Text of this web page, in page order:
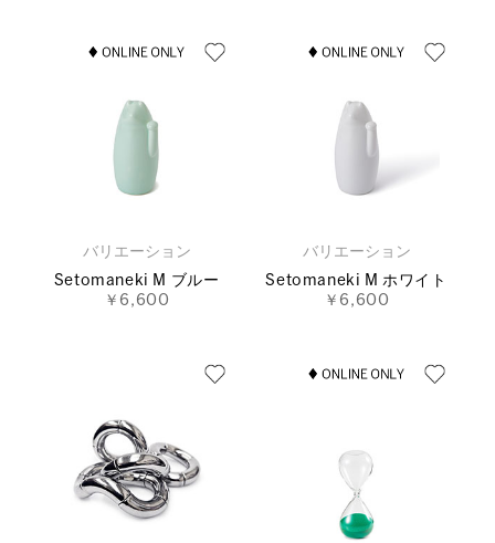
バリエーション
Setomaneki M ブルー
￥6,600
バリエーション
Setomaneki M ホワイト
￥6,600